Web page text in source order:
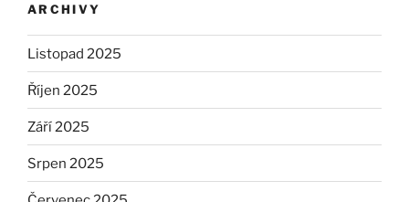
ARCHIVY
Listopad 2025
Říjen 2025
Září 2025
Srpen 2025